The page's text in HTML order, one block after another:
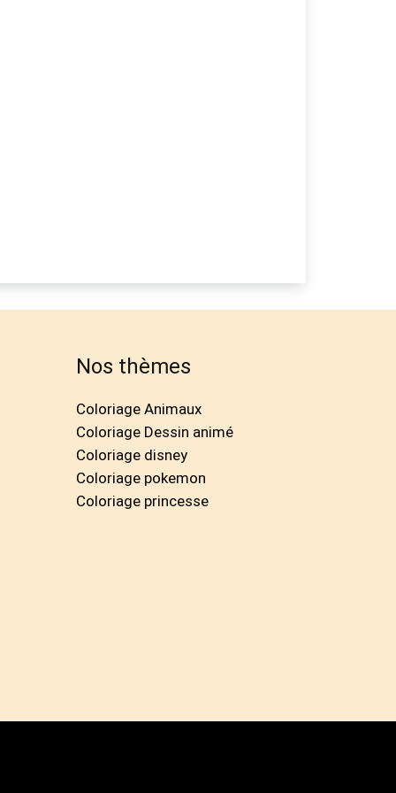
Nos thèmes
Coloriage Animaux
Coloriage Dessin animé
Coloriage disney
Coloriage pokemon
Coloriage princesse